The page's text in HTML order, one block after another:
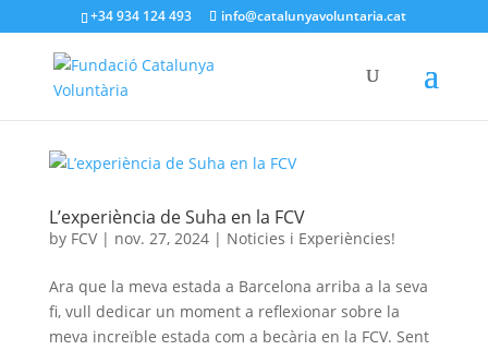
+34 934 124 493 info@catalunyavoluntaria.cat
L’experiència de Suha en la FCV
by FCV| nov. 27, 2024| Noticies i Experiències!
Ara que la meva estada a Barcelona arriba a la seva
fi, vull dedicar un moment a reflexionar sobre la
meva increïble estada com a becària en la FCV. Sent